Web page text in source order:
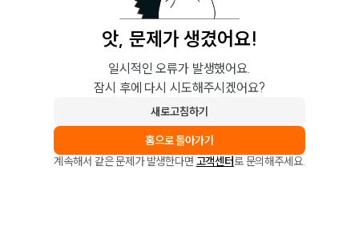
앗, 문제가 생겼어요!
일시적인 오류가 발생했어요.
잠시 후에 다시 시도해주시겠어요?
새로고침하기
홈으로 돌아가기
계속해서 같은 문제가 발생한다면 고객센터로 문의해주세요.